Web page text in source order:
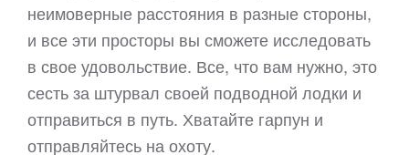
неимоверные расстояния в разные стороны,
и все эти просторы вы сможете исследовать
в свое удовольствие. Все, что вам нужно, это
сесть за штурвал своей подводной лодки и
отправиться в путь. Хватайте гарпун и
отправляйтесь на охоту.